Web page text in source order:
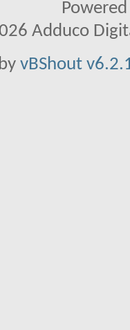
Adduco
vBShout